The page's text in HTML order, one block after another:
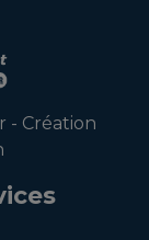
- Création